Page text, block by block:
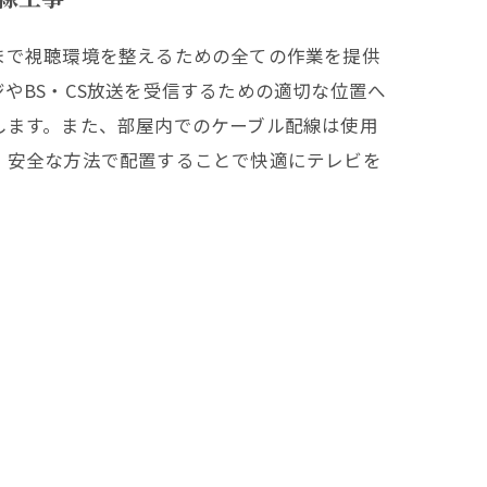
視聴環境を整えるための全ての作業を提供
BS・CS放送を受信するための適切な位置へ
す。また、部屋内でのケーブル配線は使用
全な方法で配置することで快適にテレビを